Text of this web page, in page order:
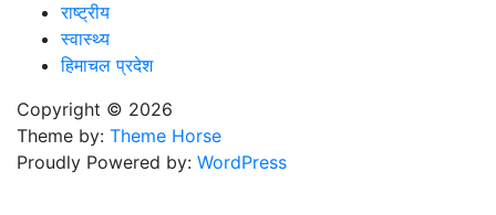
राष्ट्रीय
स्वास्थ्य
हिमाचल प्रदेश
Copyright © 2026
Theme by: Theme Horse
Proudly Powered by: WordPress